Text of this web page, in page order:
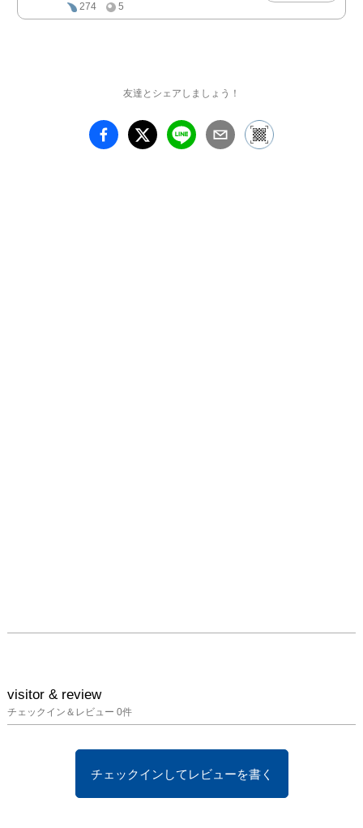
274
5
友達とシェアしましょう！
visitor & review
チェックイン＆レビュー 0件
チェックインしてレビューを書く